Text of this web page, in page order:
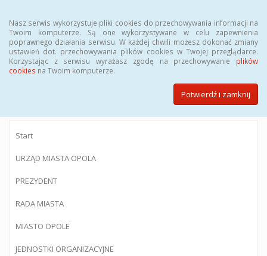
Nasz serwis wykorzystuje pliki cookies do przechowywania informacji na
Twoim komputerze. Są one wykorzystywane w celu zapewnienia
poprawnego działania serwisu. W każdej chwili możesz dokonać zmiany
ustawień dot. przechowywania plików cookies w Twojej przeglądarce.
Korzystając z serwisu wyrażasz zgodę na przechowywanie plików
cookies na Twoim komputerze.
Potwierdź i zamknij
BIULETYN INFORMACJI PUBLICZNEJ
Urzędu Miasta Opola
Start
URZĄD MIASTA OPOLA
PREZYDENT
RADA MIASTA
MIASTO OPOLE
JEDNOSTKI ORGANIZACYJNE